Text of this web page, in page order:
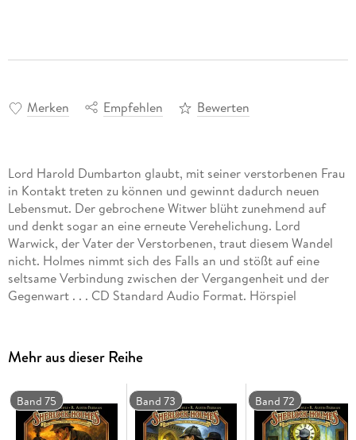
Merken Empfehlen Bewerten
Lord Harold Dumbarton glaubt, mit seiner verstorbenen Frau
in Kontakt treten zu können und gewinnt dadurch neuen
Lebensmut. Der gebrochene Witwer blüht zunehmend auf
und denkt sogar an eine erneute Verehelichung. Lord
Warwick, der Vater der Verstorbenen, traut diesem Wandel
nicht. Holmes nimmt sich des Falls an und stößt auf eine
seltsame Verbindung zwischen der Vergangenheit und der
Gegenwart . . . CD Standard Audio Format. Hörspiel
Mehr aus dieser Reihe
Band 75 Band 73 Band 72